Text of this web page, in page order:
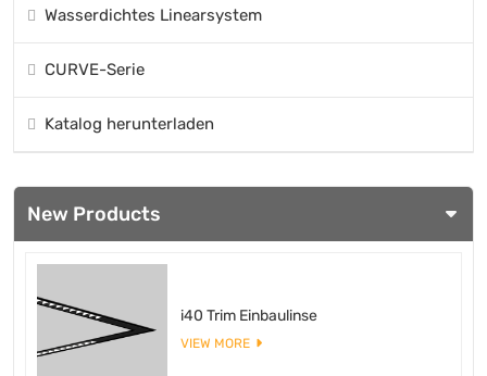
Wasserdichtes Linearsystem
CURVE-Serie
Katalog herunterladen
New Products
i40 Trim Einbaulinse
VIEW MORE